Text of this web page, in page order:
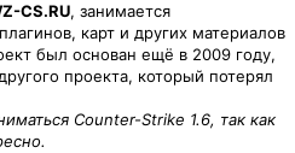
CS.RU, занимается
карт и других материалов
был основан ещё в 2009 году,
проекта, который потерял
Counter-Strike 1.6, так как